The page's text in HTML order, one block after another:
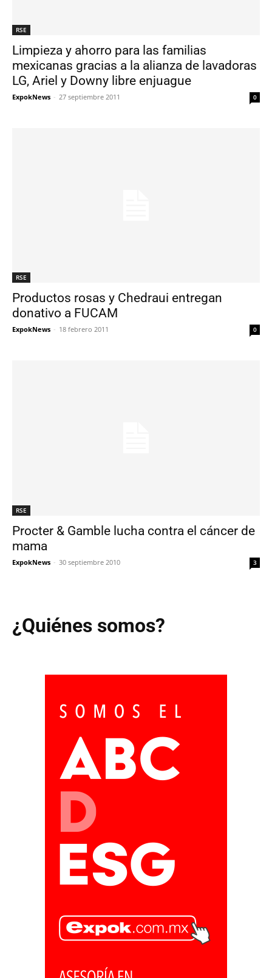
RSE
Limpieza y ahorro para las familias
mexicanas gracias a la alianza de lavadoras
LG, Ariel y Downy libre enjuague
ExpokNews - 27 septiembre 2011 0
RSE
Productos rosas y Chedraui entregan
donativo a FUCAM
ExpokNews - 18 febrero 2011 0
RSE
Procter & Gamble lucha contra el cáncer de
mama
ExpokNews - 30 septiembre 2010 3
¿Quiénes somos?